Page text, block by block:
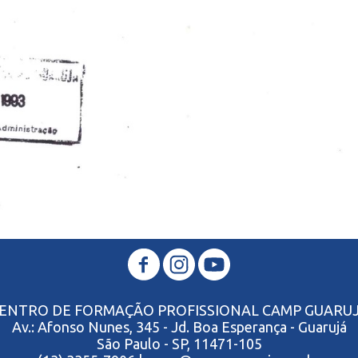
DE FORMAÇÃO PROFISSIONAL CAMP
Av.: Afonso Nunes, 345 - Jd. Boa Esperança - Guarujá
São Paulo - SP, 11471-105